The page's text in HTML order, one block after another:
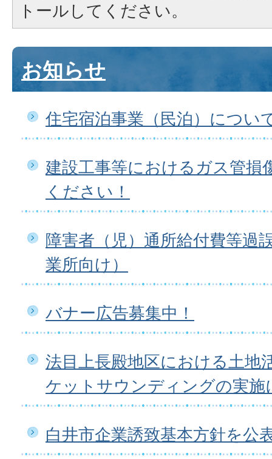
トールしてください。
お知らせ
住宅宿泊事業（民泊）につい
建設工事等におけるガス管損
ください！
障害者（児）通所給付費等過
業所向け）
バナー広告募集中！
法目上長殿地区における土地
ケットサウンディングの実施
白井市企業誘致基本方針を公